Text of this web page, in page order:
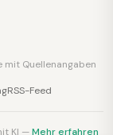
mit Quellenangaben
RSS-Feed
KI —Mehr erfahren